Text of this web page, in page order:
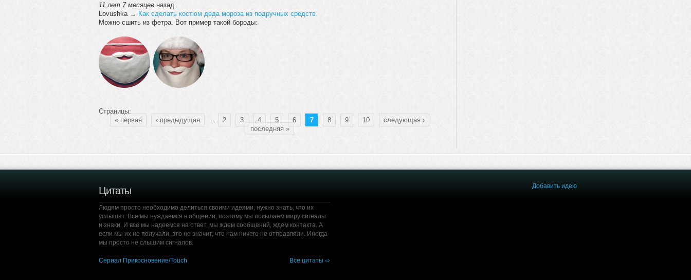
11 лет 7 месяцев назад
Lovushka → Как сделать костюм деда мороза из подручных средств
Можно сшить из фетра. Вот пример такой бороды:
Страницы:
« первая
‹ предыдущая … 2 3 4 5 6 7 8 9 10
следующая ›
последняя »
Цитаты
Людям просто необходимо делиться своими идеями, нужно знать, что их
услышат. Все мы нуждаемся в общении, поэтому мы посылаем миру сигналы
и знаки. И все мы надеемся на ответ, мы ждем сообщений, ждем контакта. А
если мы их не получали, это не значит, что нам ничего не отправляли. Иногда
мы просто не слышим сигналов.
Сериал Прикосновение/Touch Все цитаты ⇨
Добавить идею